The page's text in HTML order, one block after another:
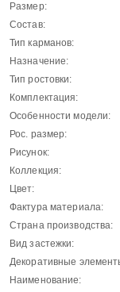
Размер:
Состав:
Тип карманов:
Назначение:
Тип ростовки:
Комплектация:
Особенности модели:
Рос. размер:
Рисунок:
Коллекция:
Цвет:
Фактура материала:
Страна производства:
Вид застежки:
Декоративные
Наименование: